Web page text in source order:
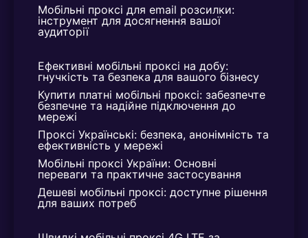
Мобільні проксі для email розсилки:
інструмент для досягнення вашої
аудиторії
Ефективні мобільні проксі на добу:
гнучкість та безпека для вашого бізнесу
Купити платні мобільні проксі: забезпечте
безпечне та надійне підключення до
мережі
Проксі Українські: безпека, анонімність та
ефективність у мережі
Мобільні проксі України: Основні
переваги та практичне застосування
Дешеві мобільні проксі: доступне рішення
для ваших потреб